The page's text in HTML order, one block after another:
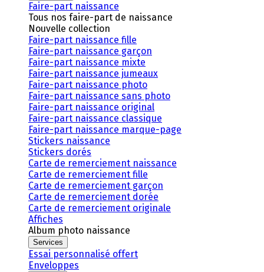
Faire-part naissance
Tous nos faire-part de naissance
Nouvelle collection
Faire-part naissance fille
Faire-part naissance garçon
Faire-part naissance mixte
Faire-part naissance jumeaux
Faire-part naissance photo
Faire-part naissance sans photo
Faire-part naissance original
Faire-part naissance classique
Faire-part naissance marque-page
Stickers naissance
Stickers dorés
Carte de remerciement naissance
Carte de remerciement fille
Carte de remerciement garçon
Carte de remerciement dorée
Carte de remerciement originale
Affiches
Album photo naissance
Services
Essai personnalisé offert
Enveloppes